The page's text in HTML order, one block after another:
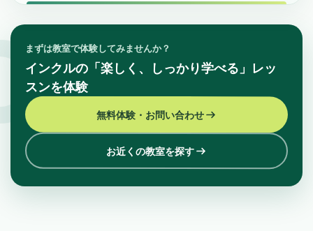
まずは教室で体験してみませんか？
インクルの「楽しく、しっかり学べる」レッ
スンを体験
無料体験・お問い合わせ
お近くの教室を探す